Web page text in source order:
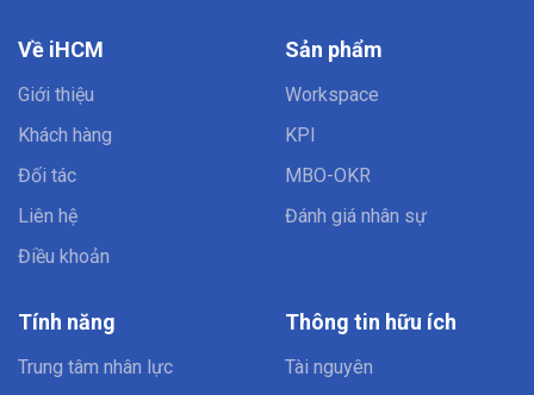
Về iHCM
Giới thiệu
Khách hàng
Đối tác
Liên hệ
Điều khoản
Sản phẩm
Workspace
KPI
MBO-OKR
Đánh giá nhân sự
Tính năng
Trung tâm nhân lực
Thông tin hữu ích
Tài nguyên